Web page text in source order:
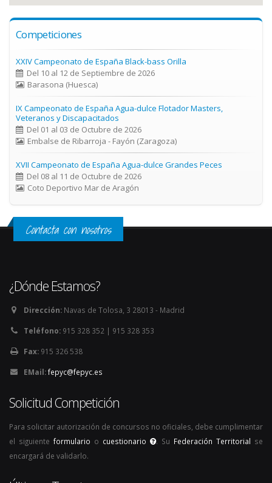
Competiciones
XXIV Campeonato de España Black-bass Orilla
Del 10 al 12 de Septiembre de 2026
Barasona (Huesca)
IX Campeonato de España Agua-dulce Flotador Masters,
Veteranos y Discapacitados
Del 01 al 03 de Octubre de 2026
Embalse de Ribarroja - Fayón (Zaragoza)
XVII Campeonato de España Agua-dulce Grandes Peces
Del 08 al 11 de Octubre de 2026
Coto Deportivo Mar de Aragón
Contacta con nosotros
¿Dónde Estamos?
Dirección: Navas de Tolosa, 3 28013 - Madrid
Teléfono: 915 328 352 | 915 328 353
Fax: 915 326 538
EMail:fepyc@fepyc.es
Solicitud Competición
Para solicitar autorización de concursos no oficiales, debe cumplimentar
el siguiente formulario o cuestionario . Su Federación Territorial se
encargará de validarlo.